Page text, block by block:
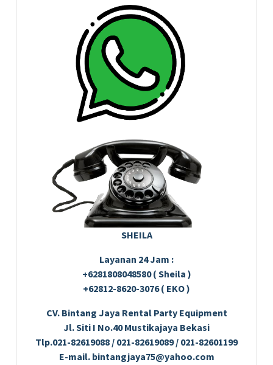
SHEILA
Layanan 24 Jam :
+6281808048580 ( Sheila )
+62812-8620-3076 ( EKO )
CV. Bintang Jaya Rental Party Equipment
Jl. Siti I No.40 Mustikajaya Bekasi
Tlp.021-82619088 / 021-82619089 / 021-82601199
E-mail. bintangjaya75@yahoo.com